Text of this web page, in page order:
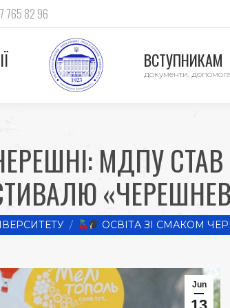
765 82 96
ВСТУПНИКАМ
документи, допомога
МДПУ
ОСВІТА ЗІ СМАКОМ
Jun